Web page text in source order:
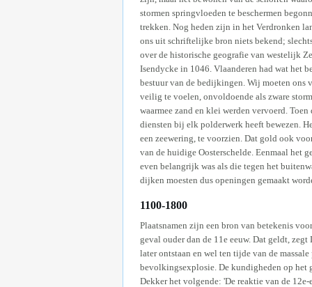
stormen springvloeden te beschermen
trekken. Nog heden zijn in het Verdronken
ons uit schriftelijke bron niets bekend;
over de historische geografie van westelijk
Isendycke in 1046. Vlaanderen had wat het
bestuur van de bedijkingen. Wij moeten ons
veilig te voelen, onvoldoende als zware
waarmee zand en klei werden vervoerd.
diensten bij elk polderwerk heeft bewezen.
een zeewering, te voorzien. Dat gold ook
van de huidige Oosterschelde. Eenmaal het
even belangrijk was als die tegen het
dijken moesten dus openingen gemaakt
1100-1800
Plaatsnamen zijn een bron van betekenis
geval ouder dan de 11e eeuw. Dat geldt,
later ontstaan en wel ten tijde van de
bevolkingsexplosie. De kundigheden op het
Dekker het volgende: 'De reaktie van de